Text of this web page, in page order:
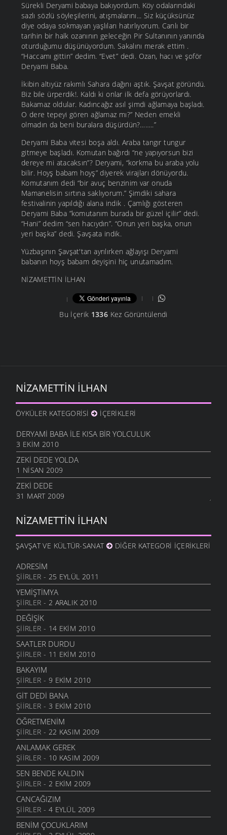
Sürekli Deryami babaya bakıyordum. Köy odalarındaki
sazlı sözlü söyleşilerini, atışmalarını... Siz küçüksünüz
diye odaya sokmayan yaşlıları hatırlıyorum. Canlı bir
tarihin bir halk ozanının geleceğin Pir Sultanının yanında
oturduğumu düşünüyordum. Sakalını merak ettim .
“Haccamı gittin” dedim. “Evet” dedi. Ozan, hacı ve şoför
Deryami Baba.
İkibin altıyüz rakımlı Sahara dağını aştık. Şavşat göründü.
Biz bile ürperdik!. Kaldı ki onlar ilk defa görüyorlardı.
Bakamaz oldular. Kadıncağız asıl şimdi ağlamaya başladı.
O dere tepeyi gören ağlamaz mı?” Neden emekli
olmadın da beni buralara düşürdün?……..”
Deryami Baba vitesi boşa aldı. Araba tangır tungur
gitmeye başladı. Komutan bağırdı “ne yapıyorsun bizi
dereye mi atacaksın”? Deryami, “korkma bu araba yolu
bilir. Hoyş babam hoyş” diyerek virajları dönüyordu.
Komutanım dedi “bir avuç benzinim var onuda
Mamanelisin sırtına saklıyorum.” Şimdiki sahara
festivalinin yapıldığı alana indik . Çamlığı gösteren
Deryami Baba ”komutanım burada bir güzel içilir” dedi.
“Hani” dedim “sen hacıydın”. “Onun yeri başka, onun
yeri başka” dedi. Şavşata indik.
Yüzbaşının Şavşat'tan ayrılırken ağlayışı Deryami
babanın hoyş babam deyişini hiç unutamadım.
NİZAMETTİN İLHAN
Bu İçerik 1336 Kez Görüntülendi
NIZAMETTIN İLHAN
ÖYKÜLER KATEGORISI İÇERIKLERI
DERYAMI BABA İLE KISA BIR YOLCULUK
3 EKIM 2010
ZEKI DEDE YOLDA
1 NISAN 2009
ZEKI DEDE
31 MART 2009
NIZAMETTIN İLHAN
ŞAVŞAT VE KÜLTÜR-SANAT DIĞER KATEGORI İÇERIKLERI
ADRESIM
ŞIIRLER - 25 EYLÜL 2011
YEMIŞTIMYA
ŞIIRLER - 2 ARALIK 2010
DEĞIŞIK
ŞIIRLER - 14 EKIM 2010
SAATLER DURDU
ŞIIRLER - 11 EKIM 2010
BAKAYIM
ŞIIRLER - 9 EKIM 2010
GIT DEDI BANA
ŞIIRLER - 3 EKIM 2010
ÖĞRETMENIM
ŞIIRLER - 22 KASIM 2009
ANLAMAK GEREK
ŞIIRLER - 10 KASIM 2009
SEN BENDE KALDIN
ŞIIRLER - 2 EKIM 2009
CANCAĞIZIM
ŞIIRLER - 4 EYLÜL 2009
BENIM ÇOCUKLARIM